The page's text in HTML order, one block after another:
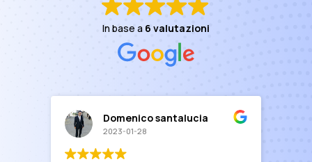
In base a 6 valutazioni
Domenico santalucia
2023-01-28